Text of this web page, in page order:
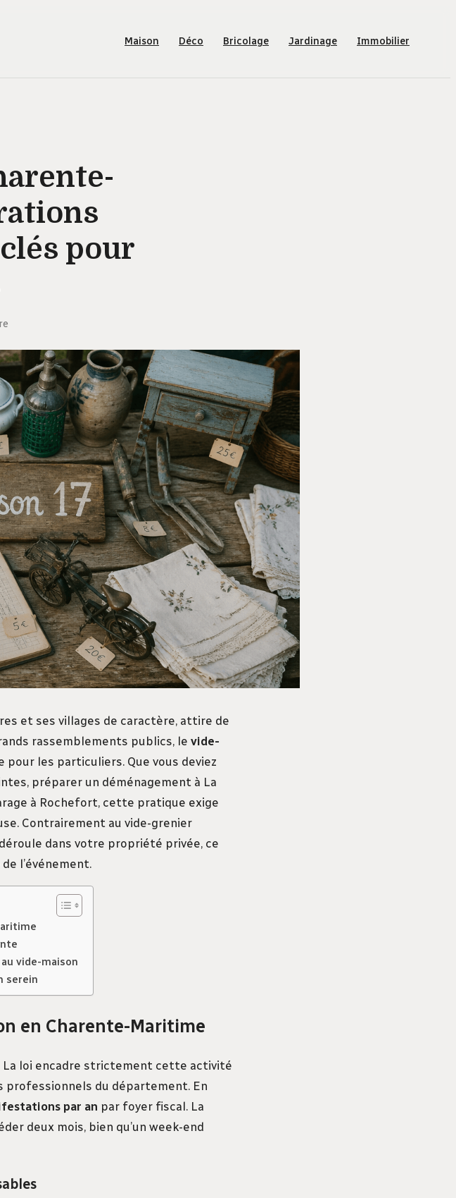
Maison Déco Bricolage Jardinage Immobilier
pour
et ses villages de caractère, attire de
rassemblements publics, le vide-
pour les particuliers. Que vous deviez
préparer un déménagement à La
à Rochefort, cette pratique exige
Contrairement au vide-grenier
dans votre propriété privée, ce
l’événement.
vide-maison
serein
en Charente-Maritime
La loi encadre strictement cette activité
professionnels du département. En
par an par foyer fiscal. La
deux mois, bien qu’un week-end